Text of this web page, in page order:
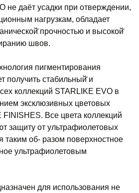
не даёт усадки при отверждении,
нагрузкам, обладает
прочностью и высокой̆
швов.
пигментирования
получить стабильный̆ и
коллекций STARLIKE EVO в
эксклюзивных цветовых
Все цвета коллекций
защиту от ультрафиолетовых
таким об- разом поверхностное
ультрафиолетовым
для использования не